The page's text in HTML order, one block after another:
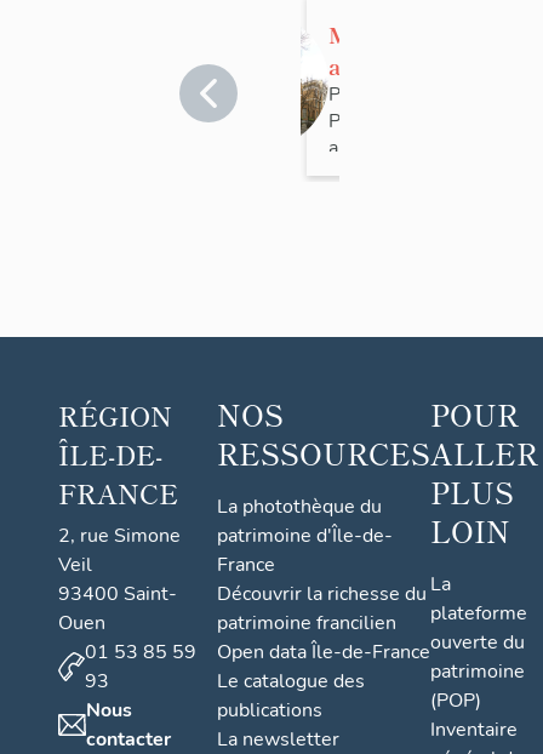
Montmartre
aux artistes
Paris
Paris 18e
arrondissement
RÉGION
ÎLE-DE-
FRANCE
2, rue Simone
Veil
93400 Saint-
Ouen
01 53 85 59
93
Nous
contacter
NOS
RESSOURCES
La photothèque du
patrimoine d'Île-de-
France
Découvrir la richesse du
patrimoine francilien
Open data Île-de-France
Le catalogue des
publications
La newsletter
POUR
ALLER
PLUS
LOIN
La
plateforme
ouverte du
patrimoine
(POP)
Inventaire